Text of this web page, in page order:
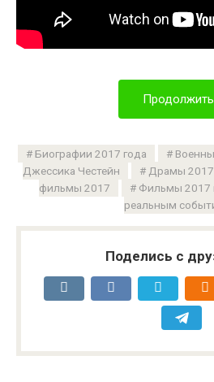
Продолжить...
Биографии 2017 года
Джессика Честейн
Драмы 2017
фильмы 2017
Фильмы 2017
реальным
Поделись с